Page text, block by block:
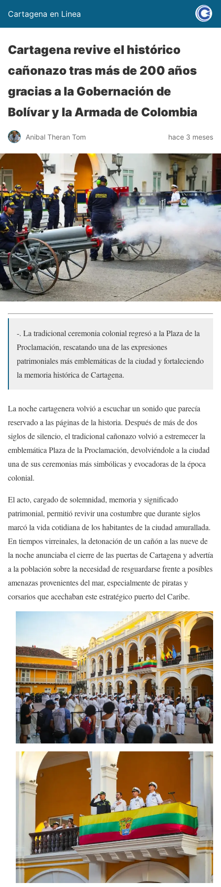
Cartagena en Linea
Cartagena revive el histórico
cañonazo tras más de 200 años
gracias a la Gobernación de
Bolívar y la Armada de Colombia
Anibal Theran Tom hace 3 meses
-. La tradicional ceremonia colonial regresó a la Plaza de la
Proclamación, rescatando una de las expresiones
patrimoniales más emblemáticas de la ciudad y fortaleciendo
la memoria histórica de Cartagena.
La noche cartagenera volvió a escuchar un sonido que parecía
reservado a las páginas de la historia. Después de más de dos
siglos de silencio, el tradicional cañonazo volvió a estremecer la
emblemática Plaza de la Proclamación, devolviéndole a la ciudad
una de sus ceremonias más simbólicas y evocadoras de la época
colonial.
El acto, cargado de solemnidad, memoria y significado
patrimonial, permitió revivir una costumbre que durante siglos
marcó la vida cotidiana de los habitantes de la ciudad amurallada.
En tiempos virreinales, la detonación de un cañón a las nueve de
la noche anunciaba el cierre de las puertas de Cartagena y advertía
a la población sobre la necesidad de resguardarse frente a posibles
amenazas provenientes del mar, especialmente de piratas y
corsarios que acechaban este estratégico puerto del Caribe.